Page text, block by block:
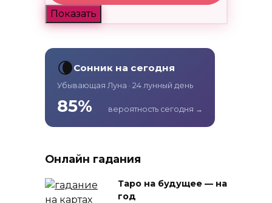
Показать
🌘Сонник на сегодня
Убывающая Луна · 24 лунный день
85% вероятность сегодня →
Онлайн гадания
Таро на будущее — на
год